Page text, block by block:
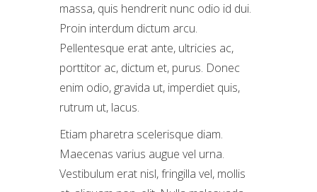
massa, quis hendrerit nunc odio id dui.
Proin interdum dictum arcu.
Pellentesque erat ante, ultricies ac,
porttitor ac, dictum et, purus. Donec
enim odio, gravida ut, imperdiet quis,
rutrum ut, lacus.
Etiam pharetra scelerisque diam.
Maecenas varius augue vel urna.
Vestibulum erat nisl, fringilla vel, mollis